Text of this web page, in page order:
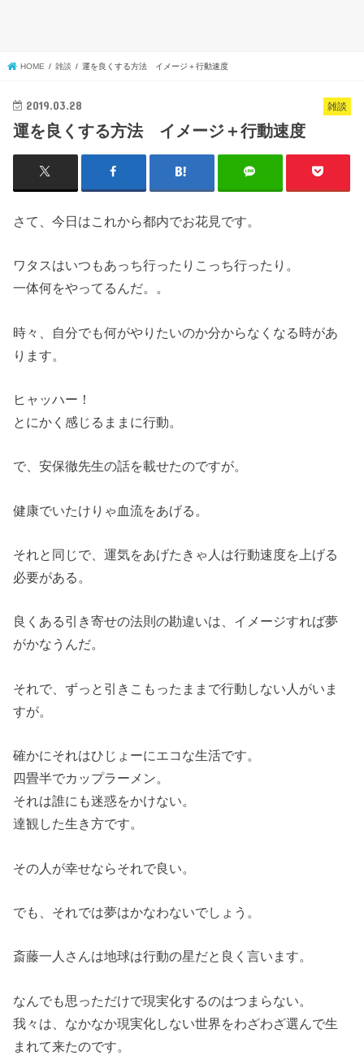
HOME 雑談 運を良くする方法 イメージ＋行動速度
雑談
2019.03.28
運を良くする方法 イメージ＋行動速度
さて、今日はこれから都内でお花見です。
ワタスはいつもあっち行ったりこっち行ったり。
一体何をやってるんだ。。
時々、自分でも何がやりたいのか分からなくなる時があ
ります。
ヒャッハー！
とにかく感じるままに行動。
で、安保徹先生の話を載せたのですが。
健康でいたけりゃ血流をあげる。
それと同じで、運気をあげたきゃ人は行動速度を上げる
必要がある。
良くある引き寄せの法則の勘違いは、イメージすれば夢
がかなうんだ。
それで、ずっと引きこもったままで行動しない人がいま
すが。
確かにそれはひじょーにエコな生活です。
四畳半でカップラーメン。
それは誰にも迷惑をかけない。
達観した生き方です。
その人が幸せならそれで良い。
でも、それでは夢はかなわないでしょう。
斎藤一人さんは地球は行動の星だと良く言います。
なんでも思っただけで現実化するのはつまらない。
我々は、なかなか現実化しない世界をわざわざ選んで生
まれて来たのです。